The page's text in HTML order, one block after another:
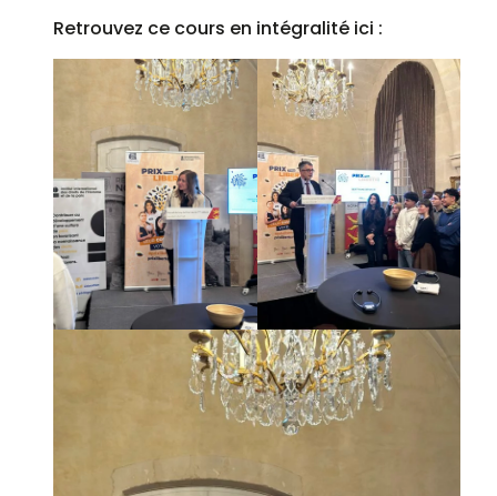
Retrouvez ce cours en intégralité ici :